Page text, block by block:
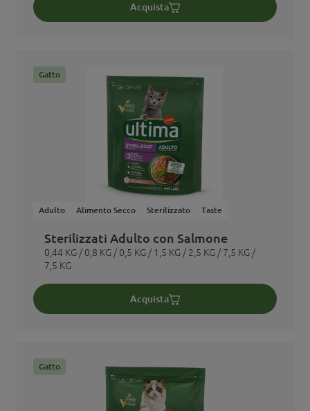
Acquista
Adulto Alimento Secco Sterilizzato Taste
Sterilizzati Adulto con Salmone
0,44 KG / 0,8 KG / 0,5 KG / 1,5 KG / 2,5 KG / 7,5 KG /
7,5 KG
Gatto
Acquista
Gatto